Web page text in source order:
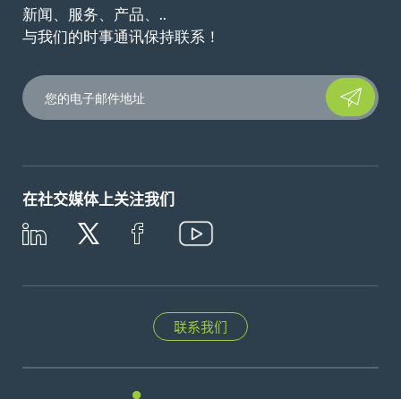
新闻、服务、产品、..
与我们的时事通讯保持联系！
Please
在社交媒体上关注我们
联系我们